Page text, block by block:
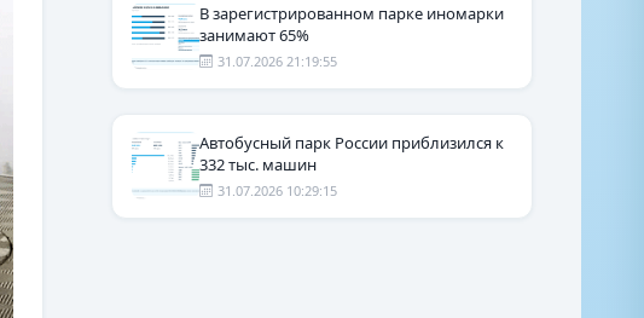
В зарегистрированном парке иномарки
занимают 65%
31.07.2026 21:19:55
Автобусный парк России приблизился к
332 тыс. машин
31.07.2026 10:29:15